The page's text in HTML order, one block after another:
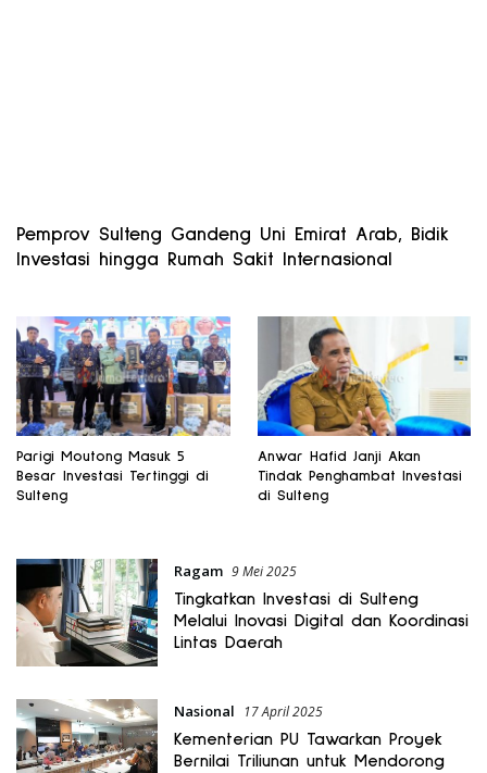
Pemprov Sulteng Gandeng Uni Emirat Arab, Bidik
Investasi hingga Rumah Sakit Internasional
Parigi Moutong Masuk 5
Besar Investasi Tertinggi di
Sulteng
Anwar Hafid Janji Akan
Tindak Penghambat Investasi
di Sulteng
Ragam 9 Mei 2025
Tingkatkan Investasi di Sulteng
Melalui Inovasi Digital dan Koordinasi
Lintas Daerah
Nasional 17 April 2025
Kementerian PU Tawarkan Proyek
Bernilai Triliunan untuk Mendorong